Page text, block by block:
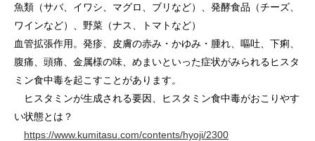
魚類（サバ、イワシ、マグロ、ブリなど）、発酵食品（チーズ、
ワインなど）、野菜（ナス、トマトなど）
血管拡張作用。発疹、皮膚の赤み・かゆみ・腫れ、嘔吐、下痢、
腹痛、頭痛、金属様の味、めまいといった症状がみられるヒスタ
ミン食中毒を起こすことがあります。
ヒスタミンが生成される要因、ヒスタミン食中毒がおこりやす
い状態とは？
https://www.kumitasu.com/contents/hyoji/2300